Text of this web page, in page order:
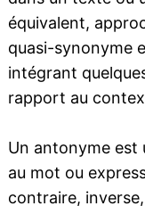
équivalent,
quasi-synonyme
intégrant
rapport au
Un antonyme est
au mot ou
contraire,